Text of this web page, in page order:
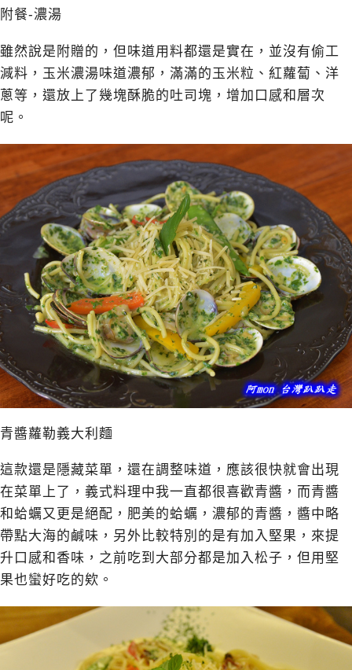
附餐-濃湯
雖然說是附贈的，但味道用料都還是實在，並沒有偷工
減料，玉米濃湯味道濃郁，滿滿的玉米粒、紅蘿蔔、洋
蔥等，還放上了幾塊酥脆的吐司塊，增加口感和層次
呢。
青醬蘿勒義大利麵
這款還是隱藏菜單，還在調整味道，應該很快就會出現
在菜單上了，義式料理中我一直都很喜歡青醬，而青醬
和蛤蠣又更是絕配，肥美的蛤蠣，濃郁的青醬，醬中略
帶點大海的鹹味，另外比較特別的是有加入堅果，來提
升口感和香味，之前吃到大部分都是加入松子，但用堅
果也蠻好吃的欸。